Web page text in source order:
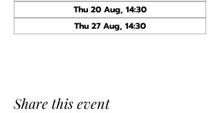
Thu 20 Aug, 14:30
Thu 27 Aug, 14:30
Share this event